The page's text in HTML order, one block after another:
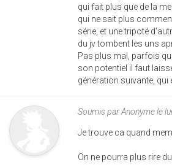
qui fait plus que de la
qui ne sait plus
série, et une tripoté
du jv tombent les uns
Pas plus mal, parfois
son potentiel il faut
génération suivante, qui
Soumis parAnonymele
Je trouve ca quand
On ne pourra plus rire